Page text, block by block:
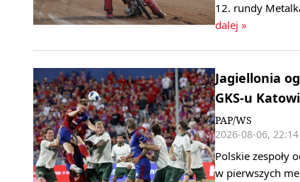
12. rundy
dalej »
Jagiellonia
GKS-u
PAP/WS
2026-08-06, 22:14
Polskie zespoły
w pierwszych